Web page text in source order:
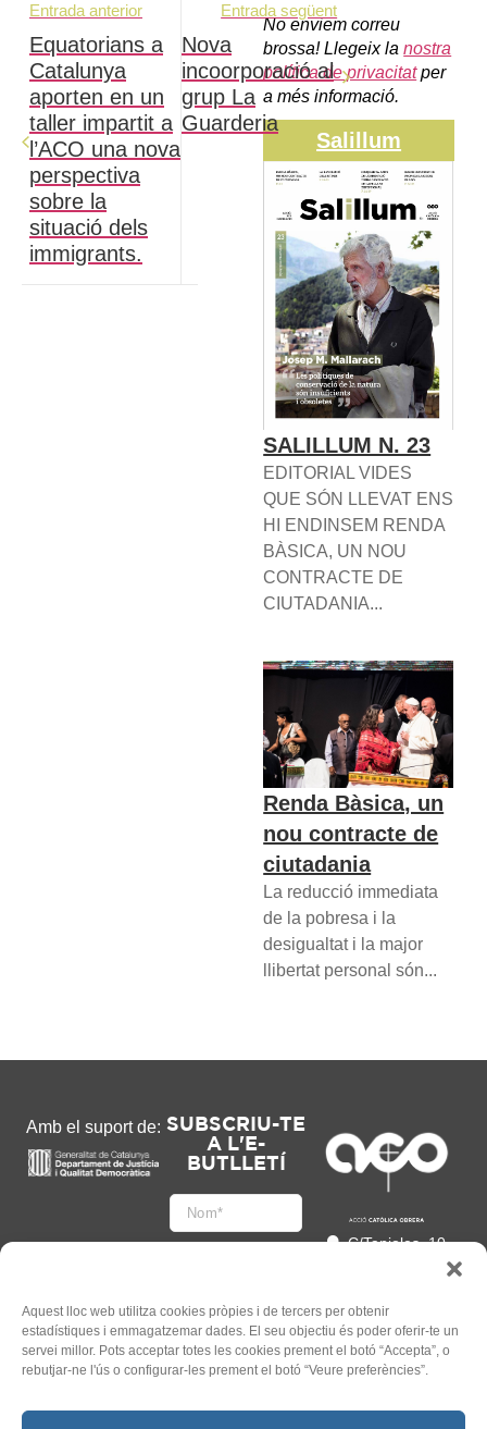
Aquest lloc web utilitza cookies pròpies i de tercers per obtenir
estadístiques i emmagatzemar dades. El seu objectiu és poder oferir-te un
servei millor. Pots acceptar totes les cookies prement el botó “Accepta”, o
rebutjar-ne l'ús o configurar-les prement el botó “Veure preferències”.
Entrada anterior
Equatorians a
Catalunya
aporten en un
taller impartit a
l’ACO una nova
perspectiva
sobre la
situació dels
immigrants.
Entrada següent
Nova
incoorporació al
grup La
Guarderia
No enviem correu
brossa! Llegeix lanostra
política de privacitatper
a més informació.
Salillum
SALILLUM N. 23
EDITORIAL VIDES
QUE SÓN LLEVAT ENS
HI ENDINSEM RENDA
BÀSICA, UN NOU
CONTRACTE DE
CIUTADANIA...
Renda Bàsica, un
nou contracte de
ciutadania
La reducció immediata
de la pobresa i la
desigualtat i la major
llibertat personal són...
Amb el suport de: SUBSCRIU-TE
A L'E-
BUTLLETÍ
Accepto
l'Informació legal
C/Tapioles, 10
93 505 86 86
hola@acocat.org